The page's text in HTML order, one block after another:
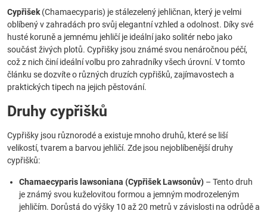
Cypřišek (Chamaecyparis) je stálezelený jehličnan, který je velmi
oblíbený v zahradách pro svůj elegantní vzhled a odolnost. Díky své
husté koruně a jemnému jehličí je ideální jako solitér nebo jako
součást živých plotů. Cypřišky jsou známé svou nenáročnou péčí,
což z nich činí ideální volbu pro zahradníky všech úrovní. V tomto
článku se dozvíte o různých druzích cypřišků, zajímavostech a
praktických tipech na jejich pěstování.
Druhy cypřišků
Cypřišky jsou různorodé a existuje mnoho druhů, které se liší
velikostí, tvarem a barvou jehličí. Zde jsou nejoblíbenější druhy
cypřišků:
Chamaecyparis lawsoniana (Cypřišek Lawsonův) – Tento druh
je známý svou kuželovitou formou a jemným modrozeleným
jehličím. Dorůstá do výšky 10 až 20 metrů v závislosti na odrůdě a